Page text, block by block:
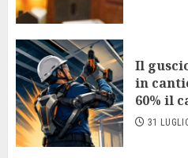
Il
in
60% il
31